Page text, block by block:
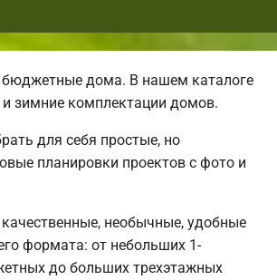
дома. В нашем каталоге
зимние комплектации домов.
для себя простые, но
планировки проектов с фото и
необычные, удобные
формата: от небольших 1-
до больших трехэтажных